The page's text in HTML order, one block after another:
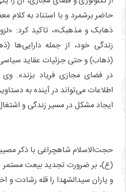
حاضر برشمرد و با استناد به کلام
ذهابک و مذهبک»، تاکید کرد:
زندگی خود، از جمله دارایی‌ها
(ذهاب) و حتی جزئیات عقاید
در فضای مجازی فریاد بزند». وی
اطلاعات می‌تواند در آینده به
ایجاد مشکل در مسیر زندگی و
حجت‌الاسلام شاهچراغی با ذکر
(ع)، بر ضرورت تجدید بیعت مستمر
و یاران سیدالشهدا را قله رشادت